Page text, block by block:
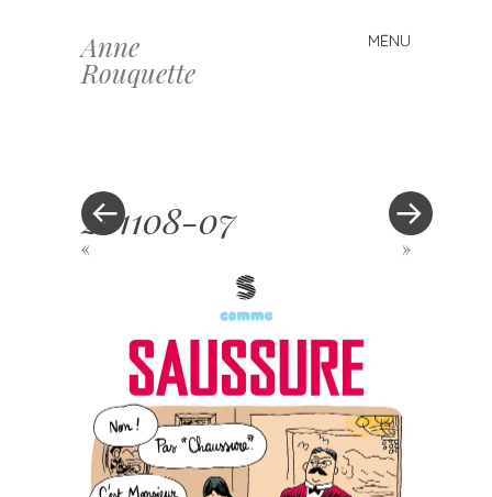
Anne
Rouquette
MENU
Skip to content
« »
201108-07